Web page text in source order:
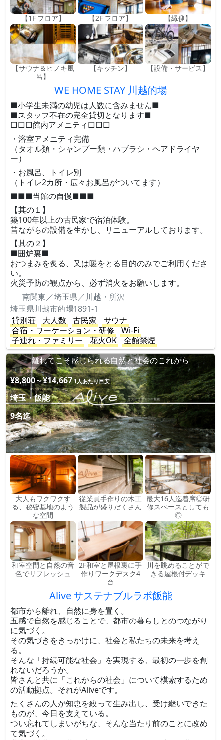
【1F フロア】 【2F フロア】 【縁側】
【サウナ＆ヒノキ風
呂】
【キッチン】 【設備・サービス】
WE HOME STAY 川越的場
■小学生未満の幼児は人数に含みません■
■スタッフ不在の完全貸切となります■
□□□館内アメニティ□□□
・浴室アメニティ完備
（タオル類・シャンプー類・ハブラシ・ヘアドライヤ
ー）
・お風呂、トイレ別
（トイレ2カ所・広々お風呂がついてます）
■■■当館の自慢■■■
【其の１】
築100年以上の古民家で宿泊体験。
昔ながらの設備を生かし、リニューアルしております。
【其の２】
■囲炉裏■
おつまみを炙る、又は暖をとる目的のみでご利用くださ
い。
火災予防の観点から、必ず消火をお願いします。
南関東／埼玉県／川越・所沢
埼玉県川越市的場1891-1
貸別荘
大人数 古民家
サウナ
合宿・ワーケーション・研修
Wi-Fi
子連れ・ファミリー
花火OK
全館禁煙
離れてこそ感じられる自然と社会のこれから
¥8,800～¥14,667 1人あたり目安
埼玉・飯能
9名迄
大人もワクワクす
る、秘密基地のよう
な空間
従業員手作りの木工
製品が盛りだくさん
最大16人迄着席◎研
修スペースとしても
◎
和室空間と自然の音
色でリフレッシュ
2F和室と屋根裏に手
作りワークデスク4
台
川を眺めることがで
きる屋根付デッキ
Alive サステナブルラボ飯能
都市から離れ、自然に身を置く。
五感で自然を感じることで、都市の暮らしとのつながり
に気づく。
その気づきをきっかけに、社会と私たちの未来を考え
る。
そんな「持続可能な社会」を実現する、最初の一歩を創
れないだろうか。
皆さんと共に「これからの社会」について模索するため
の活動拠点。それがAliveです。
たくさんの人が知恵を絞って生み出し、受け継いできた
ものが、今日を支えている。
つい忘れてしまいがちな、そんな当たり前のことに改め
て気づく。